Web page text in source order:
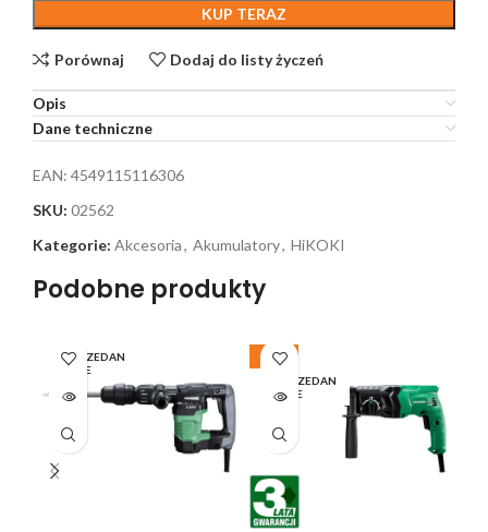
KUP TERAZ
Porównaj Dodaj do listy życzeń
Opis
Dane techniczne
EAN: 4549115116306
SKU: 02562
Kategorie: Akcesoria, Akumulatory, HiKOKI
Podobne produkty
WYPRZEDAN
E
-20%
WYPRZEDAN
E